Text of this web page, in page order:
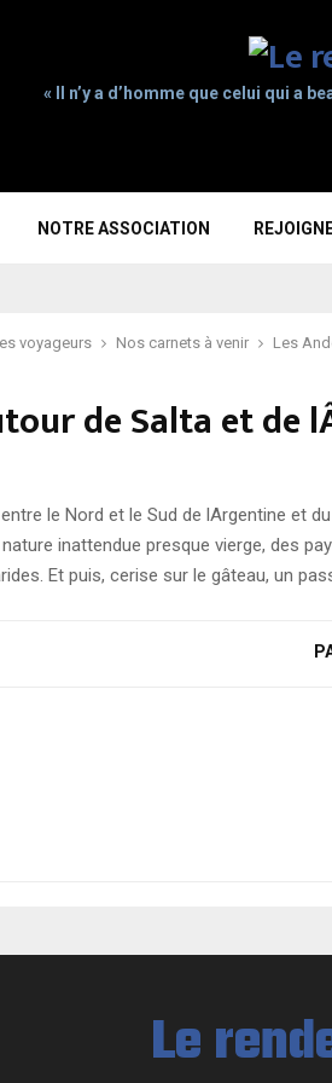
« Il n’y a d’homme que celui qui a
NOTRE ASSOCIATION
voyageurs Nos carnets à venir Les
de Salta et de
le Nord et le Sud de lArgentine et
inattendue presque vierge, des
Et puis, cerise sur le gâteau, un